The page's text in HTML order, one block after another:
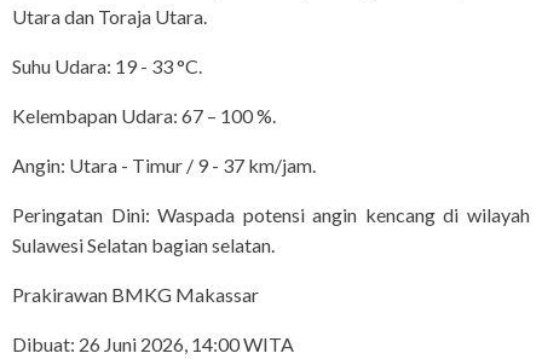
Utara dan Toraja Utara.
Suhu Udara: 19 - 33 °C.
Kelembapan Udara: 67 – 100 %.
Angin: Utara - Timur / 9 - 37 km/jam.
Peringatan Dini: Waspada potensi angin kencang di wilayah
Sulawesi Selatan bagian selatan.
Prakirawan BMKG Makassar
Dibuat: 26 Juni 2026, 14:00 WITA